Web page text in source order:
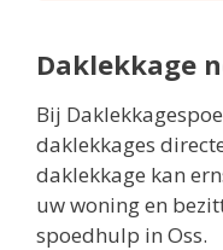
Daklekkage
Bij
daklekkages
daklekkage kan
uw woning en
spoedhulp in Oss.